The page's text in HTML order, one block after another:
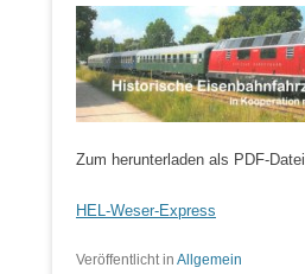
Zum herunterladen als PDF-Datei
HEL-Weser-Express
Veröffentlicht in Allgemein